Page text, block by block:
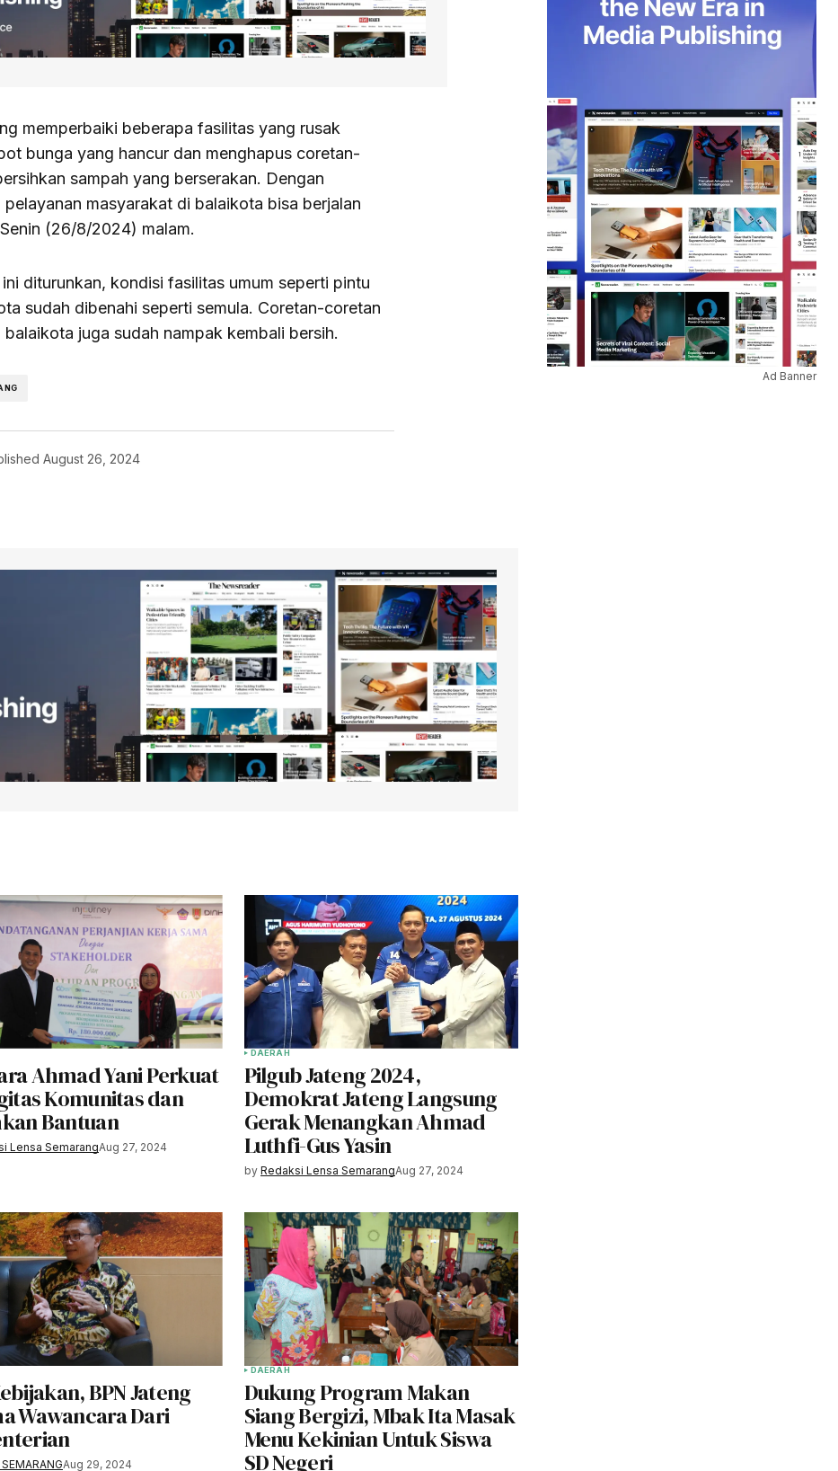
memperbaiki beberapa fasilitas yang rusak
bunga yang hancur dan menghapus coretan-
sampah yang berserakan. Dengan
masyarakat di balaikota bisa berjalan
(26/8/2024) malam.
diturunkan, kondisi fasilitas umum seperti pintu
sudah dibenahi seperti semula. Coretan-coretan
juga sudah nampak kembali bersih.
August 26, 2024
Ahmad Yani Perkuat
Komunitas dan
Bantuan
Lensa SemarangAug 27, 2024
DAERAH
Pilgub Jateng 2024,
Demokrat Jateng Langsung
Gerak Menangkan Ahmad
Luthfi-Gus Yasin
by Redaksi Lensa SemarangAug 27, 2024
BPN Jateng
Wawancara Dari
Aug 29, 2024
DAERAH
Dukung Program Makan
Siang Bergizi, Mbak Ita Masak
Menu Kekinian Untuk Siswa
SD Negeri
Ad Banner